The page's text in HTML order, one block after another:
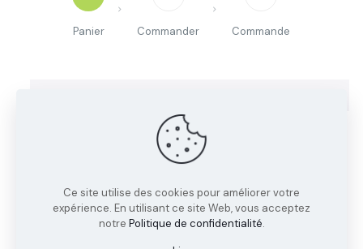
Panier Commander Commande
Retour à la boutique
Ce site utilise des cookies pour améliorer votre
expérience. En utilisant ce site Web, vous acceptez
notre Politique de confidentialité.